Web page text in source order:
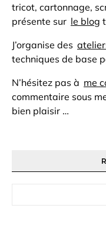
tricot, cartonnage,
présente sur le blog
J’organise des
techniques de base
N’hésitez pas à me
commentaire sous
bien plaisir …